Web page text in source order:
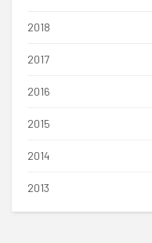
2018
2017
2016
2015
2014
2013